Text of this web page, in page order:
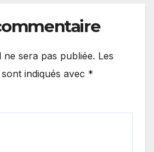
sera pas publiée. Les
indiqués avec *